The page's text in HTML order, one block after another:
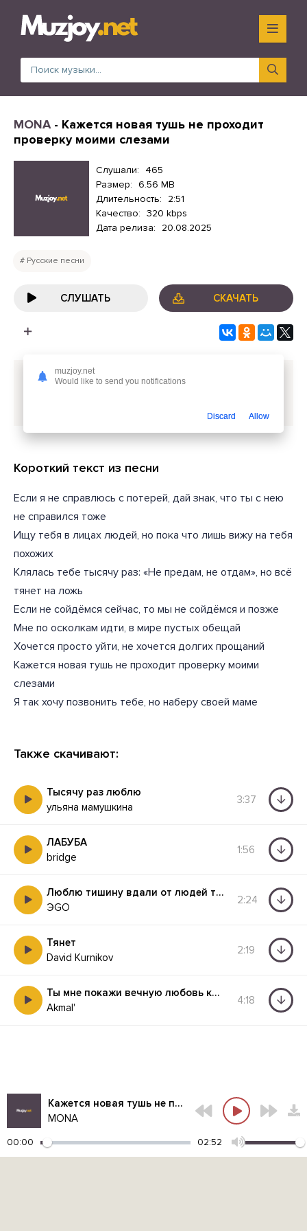
MONA- Кажется новая тушь не проходит
проверку моими слезами
Слушали:
465
Размер: 6.56 MB
Длительность:
2:51
Качество: 320 kbps
Дата релиза:
20.08.2025
Русские песни
СЛУШАТЬ СКАЧАТЬ
Скачать песнюMONA - Кажется новая тушь не
Короткий текст из песни
Если я не справлюсь с потерей, дай знак, что ты с нею
не справился тоже
Ищу тебя в лицах людей, но пока что лишь вижу на тебя
похожих
Клялась тебе тысячу раз: «Не предам, не отдам», но всё
тянет на ложь
Если не сойдёмся сейчас, то мы не сойдёмся и позже
Мне по осколкам идти, в мире пустых обещай
Хочется просто уйти, не хочется долгих прощаний
Кажется новая тушь не проходит проверку моими
слезами
Я так хочу позвонить тебе, но наберу своей маме
Также скачивают:
Тысячу раз люблю
ульяна мамушкина
3:37
ЛАБУБА
bridge
1:56
Люблю тишину вдали от людей темную ночь
ЭGO
2:24
Тянет
David Kurnikov
2:19
Ты мне покажи вечную любовь как с нею жить
Akmal'
4:18
Кажется новая тушь не проходит проверку моими слезами
MONA
00:00 02:52
muzjoy.net
Would like to send you notifications
Discard Allow